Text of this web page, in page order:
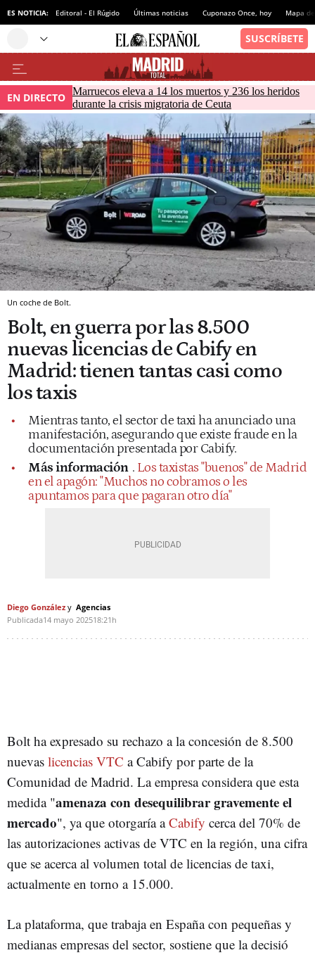
ES NOTICIA: Editoral - El Rúgido Últimas noticias Cuponazo Once, hoy Mapa
EN DIRECTO Marruecos eleva a 14 los muertos y 236 los heridos
durante la crisis migratoria de Ceuta
Un coche de Bolt.
Bolt, en guerra por las 8.500
nuevas licencias de Cabify en
Madrid: tienen tantas casi como
los taxis
Mientras tanto, el sector de taxi ha anunciado una
manifestación, asegurando que existe fraude en la
documentación presentada por Cabify.
Más información . Los taxistas "buenos" de Madrid
en el apagón: "Muchos no cobramos o les
apuntamos para que pagaran otro día"
Diego González
Agencias
Publicada14 mayo 202518:21h
Bolt ha expresado su rechazo a la concesión de 8.500
nuevas licencias VTC a Cabify por parte de la
Comunidad de Madrid. La empresa considera que esta
medida "amenaza con desequilibrar gravemente el
mercado", ya que otorgaría aCabify cerca del 70% de
las autorizaciones activas de VTC en la región, una cifra
que se acerca al volumen total de licencias de taxi,
actualmente en torno a 15.000.
La plataforma, que trabaja en España con pequeñas y
medianas empresas del sector, sostiene que la decisió